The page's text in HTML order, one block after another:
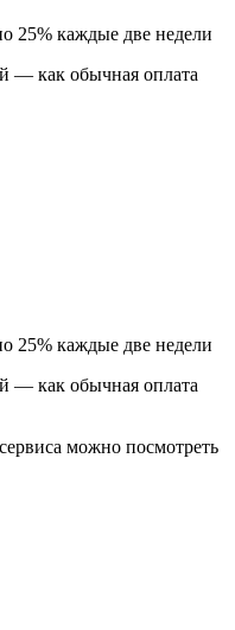
25% каждые две недели
— как обычная оплата
25% каждые две недели
— как обычная оплата
можно посмотреть